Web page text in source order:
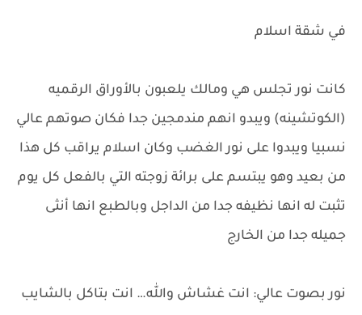
في شقة اسلام
كانت نور تجلس هي ومالك يلعبون بالأوراق الرقميه
(الكوتشينه) ويبدو انهم مندمجين جدا فكان صوتهم عالي
نسبيا ويبدوا على نور الغضب وكان اسلام يراقب كل هذا
من بعيد وهو يبتسم على برائة زوجته التي بالفعل كل يوم
تثبت له انها نظيفه جدا من الداجل وبالطبع انها أنثى
جميله جدا من الخارج
نور بصوت عالي: انت غشاش والله… انت بتاكل بالشايب